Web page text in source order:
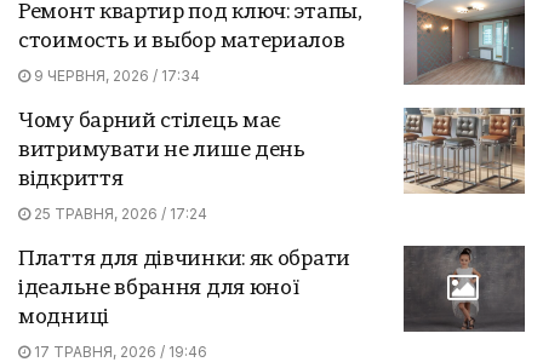
Ремонт квартир под ключ: этапы,
стоимость и выбор материалов
9 ЧЕРВНЯ, 2026 / 17:34
Чому барний стілець має
витримувати не лише день
відкриття
25 ТРАВНЯ, 2026 / 17:24
Плаття для дівчинки: як обрати
ідеальне вбрання для юної
модниці
17 ТРАВНЯ, 2026 / 19:46